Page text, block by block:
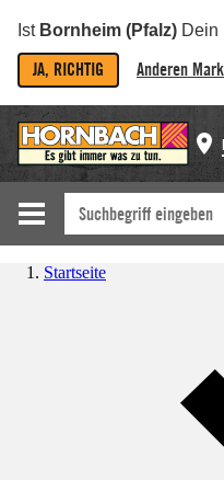
Ist Bornheim (Pfalz) Dein
JA, RICHTIG Anderen
Startseite